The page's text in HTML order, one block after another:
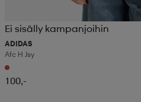
Ei sisälly kampanjoihin
ADIDAS
Afc H Jsy
100,-